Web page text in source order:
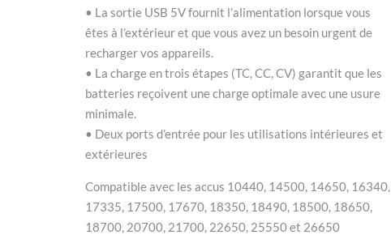
• La sortie USB 5V fournit l’alimentation lorsque vous
êtes à l’extérieur et que vous avez un besoin urgent de
recharger vos appareils.
• La charge en trois étapes (TC, CC, CV) garantit que les
batteries reçoivent une charge optimale avec une usure
minimale.
• Deux ports d’entrée pour les utilisations intérieures et
extérieures
Compatible avec les accus 10440, 14500, 14650, 16340,
17335, 17500, 17670, 18350, 18490, 18500, 18650,
18700, 20700, 21700, 22650, 25550 et 26650